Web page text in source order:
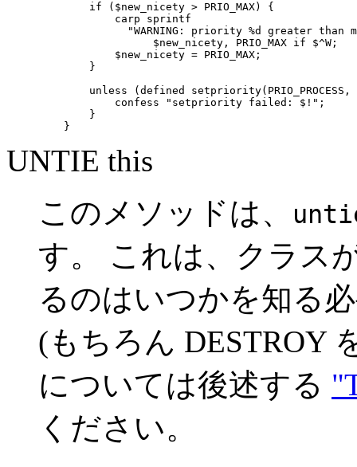
        if ($new_nicety > PRIO_MAX) {
            carp sprintf
"WARNING: priority %d greater than
                  $new_nicety, PRIO_MAX if $^W;
            $new_nicety = PRIO_MAX;
        }
unless (defined setpriority(PRIO_PROCESS,
            confess "setpriority failed: $!";
        }
    }
UNTIE this
このメソッドは、
す。 これは、クラス
るのはいつかを知る
(もちろん DESTROY
については後述する
ください。